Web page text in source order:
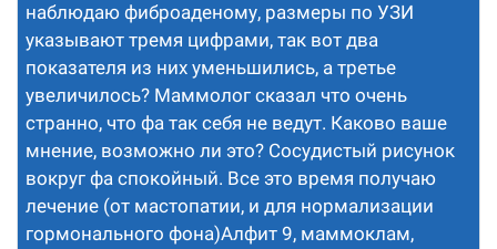
наблюдаю фиброаденому, размеры по УЗИ
указывают тремя цифрами, так вот два
показателя из них уменьшились, а третье
увеличилось? Маммолог сказал что очень
странно, что фа так себя не ведут. Каково ваше
мнение, возможно ли это? Сосудистый рисунок
вокруг фа спокойный. Все это время получаю
лечение (от мастопатии, и для нормализации
гормонального фона)Алфит 9, маммоклам,